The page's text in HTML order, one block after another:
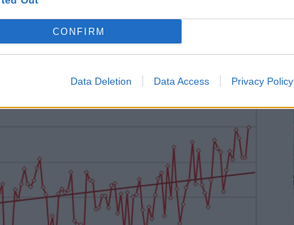
CONFIRM
Data Deletion Data Access Privacy Policy
évből nyolc az ezredforduló utáni évek közül
ot emelkedtek a magarországi éves átlaghőmérsékleti
némileg meghaladja.